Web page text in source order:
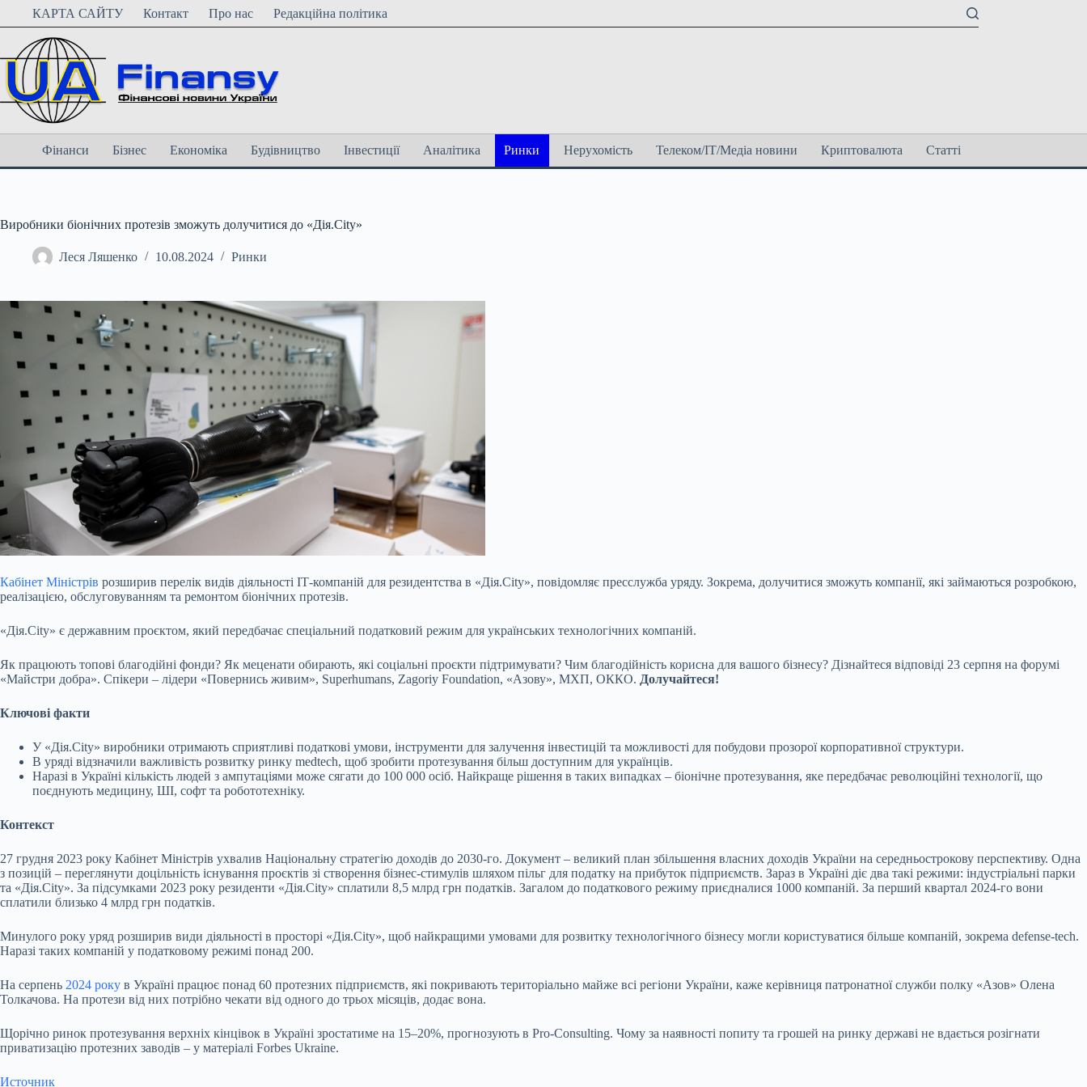
ПерейтиКАРТА САЙТУ Контакт Про нас Редакційна політика
Фінанси Бізнес Економіка Будівництво Інвестиції Аналітика Ринки Нерухомість Телеком/ІТ/Медіа новини Криптовалюта Статті
Виробники біонічних протезів зможуть долучитися до «Дія.City»
Леся Ляшенко 10.08.2024 Ринки
Кабінет Міністрів розширив перелік видів діяльності ІТ-компаній для резидентства в «Дія.City», повідомляє пресслужба уряду. Зокрема, долучитися зможуть компанії, які займаються розробкою,
реалізацією, обслуговуванням та ремонтом біонічних протезів.
«Дія.City» є державним проєктом, який передбачає спеціальний податковий режим для українських технологічних компаній.
Як працюють топові благодійні фонди? Як меценати обирають, які соціальні проєкти підтримувати? Чим благодійність корисна для вашого бізнесу? Дізнайтеся відповіді 23 серпня на форумі
«Майстри добра». Спікери – лідери «Повернись живим», Superhumans, Zagoriy Foundation, «Азову», МХП, ОККО. Долучайтеся!
Ключові факти
У «Дія.City» виробники отримають сприятливі податкові умови, інструменти для залучення інвестицій та можливості для побудови прозорої корпоративної структури.
В уряді відзначили важливість розвитку ринку medtech, щоб зробити протезування більш доступним для українців.
Наразі в Україні кількість людей з ампутаціями може сягати до 100 000 осіб. Найкраще рішення в таких випадках – біонічне протезування, яке передбачає революційні технології, що
поєднують медицину, ШІ, софт та робототехніку.
Контекст
27 грудня 2023 року Кабінет Міністрів ухвалив Національну стратегію доходів до 2030-го. Документ – великий план збільшення власних доходів України на середньострокову перспективу. Одна
з позицій – переглянути доцільність існування проєктів зі створення бізнес-стимулів шляхом пільг для податку на прибуток підприємств. Зараз в Україні діє два такі режими: індустріальні парки
та «Дія.City». За підсумками 2023 року резиденти «Дія.City» сплатили 8,5 млрд грн податків. Загалом до податкового режиму приєдналися 1000 компаній. За перший квартал 2024-го вони
сплатили близько 4 млрд грн податків.
Минулого року уряд розширив види діяльності в просторі «Дія.City», щоб найкращими умовами для розвитку технологічного бізнесу могли користуватися більше компаній, зокрема defense-tech.
Наразі таких компаній у податковому режимі понад 200.
На серпень 2024 року в Україні працює понад 60 протезних підприємств, які покривають територіально майже всі регіони України, каже керівниця патронатної служби полку «Азов» Олена
Толкачова. На протези від них потрібно чекати від одного до трьох місяців, додає вона.
Щорічно ринок протезування верхніх кінцівок в Україні зростатиме на 15–20%, прогнозують в Pro-Consulting. Чому за наявності попиту та грошей на ринку державі не вдається розігнати
приватизацію протезних заводів – у матеріалі Forbes Ukraine.
Источник